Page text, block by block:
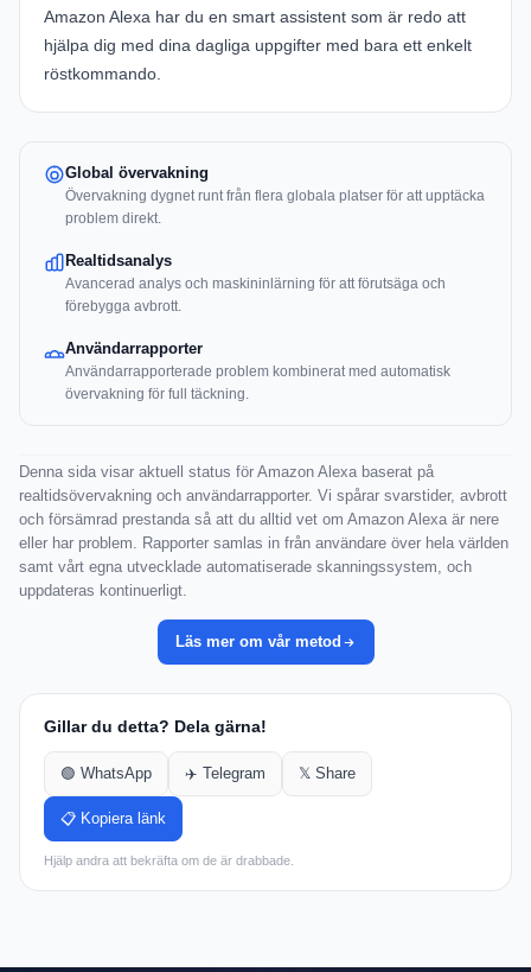
Amazon Alexa har du en smart assistent som är redo att
hjälpa dig med dina dagliga uppgifter med bara ett enkelt
röstkommando.
Global övervakning
Övervakning dygnet runt från flera globala platser för att upptäcka
problem direkt.
Realtidsanalys
Avancerad analys och maskininlärning för att förutsäga och
förebygga avbrott.
Användarrapporter
Användarrapporterade problem kombinerat med automatisk
övervakning för full täckning.
Denna sida visar aktuell status för Amazon Alexa baserat på
realtidsövervakning och användarrapporter. Vi spårar svarstider, avbrott
och försämrad prestanda så att du alltid vet om Amazon Alexa är nere
eller har problem. Rapporter samlas in från användare över hela världen
samt vårt egna utvecklade automatiserade skanningssystem, och
uppdateras kontinuerligt.
Läs mer om vår metod
Gillar du detta? Dela gärna!
🟢 WhatsApp ✈️ Telegram 𝕏 Share
📋 Kopiera länk
Hjälp andra att bekräfta om de är drabbade.